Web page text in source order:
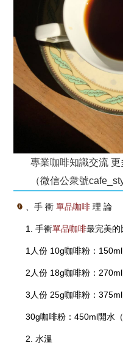
專業咖啡知識交流
（微信公衆號
、手 衝單品咖啡 理 論
1. 手衝單品咖啡最完美的
1人份 10g咖啡粉：
2人份 18g咖啡粉：
3人份 25g咖啡粉：
30g咖啡粉：450ml開水
2. 水溫